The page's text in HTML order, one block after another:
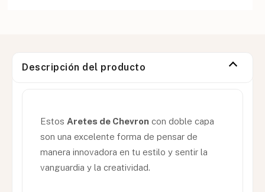
Descripción del producto
Estos Aretes de Chevron con doble capa
son una excelente forma de pensar de
manera innovadora en tu estilo y sentir la
vanguardia y la creatividad.